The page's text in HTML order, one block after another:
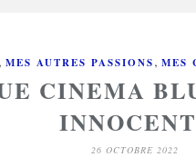
, MES AUTRES PASSIONS, MES
CINEMA
26 OCTOBRE 2022